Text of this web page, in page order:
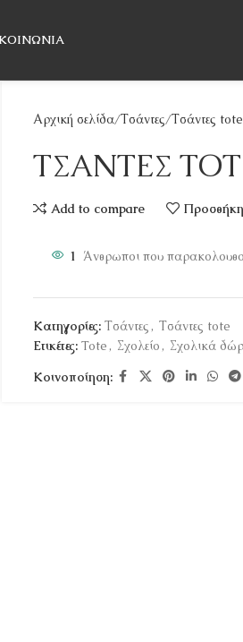
Αρχική σελίδα Τσάντες Τσάντες tote
ΤΣΑΝΤΕΣ
Add to compare Προσθήκη
1 Άνθρωποι που
Κατηγορίες: Τσάντες , Τσάντες tote
Ετικέτες: Tote , Σχολείο , Σχολικά
Κοινοποίηση: